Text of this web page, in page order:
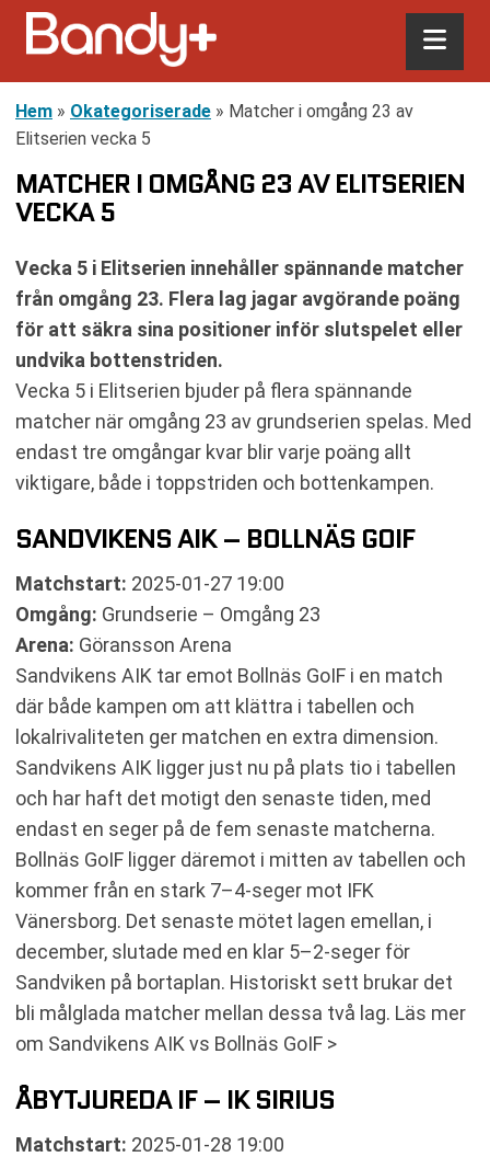
Hem » Okategoriserade » Matcher i omgång 23 av
Elitserien vecka 5
MATCHER I OMGÅNG 23 AV ELITSERIEN
VECKA 5
Vecka 5 i Elitserien innehåller spännande matcher
från omgång 23. Flera lag jagar avgörande poäng
för att säkra sina positioner inför slutspelet eller
undvika bottenstriden.
Vecka 5 i Elitserien bjuder på flera spännande
matcher när omgång 23 av grundserien spelas. Med
endast tre omgångar kvar blir varje poäng allt
viktigare, både i toppstriden och bottenkampen.
SANDVIKENS AIK – BOLLNÄS GOIF
Matchstart: 2025-01-27 19:00
Omgång: Grundserie – Omgång 23
Arena: Göransson Arena
Sandvikens AIK tar emot Bollnäs GoIF i en match
där både kampen om att klättra i tabellen och
lokalrivaliteten ger matchen en extra dimension.
Sandvikens AIK ligger just nu på plats tio i tabellen
och har haft det motigt den senaste tiden, med
endast en seger på de fem senaste matcherna.
Bollnäs GoIF ligger däremot i mitten av tabellen och
kommer från en stark 7–4-seger mot IFK
Vänersborg. Det senaste mötet lagen emellan, i
december, slutade med en klar 5–2-seger för
Sandviken på bortaplan. Historiskt sett brukar det
bli målglada matcher mellan dessa två lag. Läs mer
om Sandvikens AIK vs Bollnäs GoIF >
ÅBYTJUREDA IF – IK SIRIUS
Matchstart: 2025-01-28 19:00